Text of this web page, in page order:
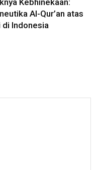
Kebhinekaan:
Al-Qur’an atas
Indonesia